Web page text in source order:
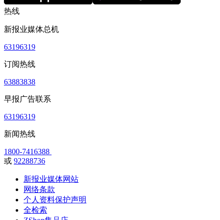
热线
新报业媒体总机
63196319
订阅热线
63883838
早报广告联系
63196319
新闻热线
1800-7416388
或 92288736
新报业媒体网站
网络条款
个人资料保护声明
全检索